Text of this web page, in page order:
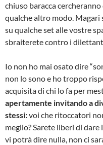
chiuso baracca
qualche altro modo.
su qualche set alle vostre
sbraiterete contro i
Io non ho mai osato dire
non lo sono e ho troppo
acquisita di chi lo fa per
apertamente invitando a
stessi:voi che ritoccatori
meglio? Sarete liberi di
vi potrà dire nulla, non ci